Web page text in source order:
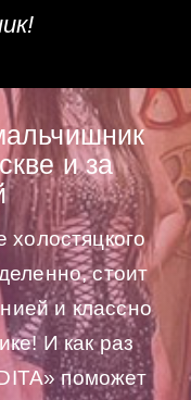
и за
холостяцкого
стоит
и классно
И как раз
поможет